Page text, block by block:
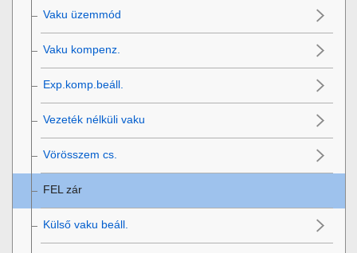
Vaku üzemmód
Vaku kompenz.
Exp.komp.beáll.
Vezeték nélküli vaku
Vörösszem cs.
FEL zár
Külső vaku beáll.